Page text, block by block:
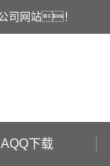
司网站！
下载